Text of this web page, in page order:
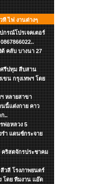
ที ไฟ งานต่างๆ
กรณ์โปรเจคเตอร์
คลับ บางนา 27
ศรีปทุม สืบสาน
ขน กรุงเทพฯ โดย
ฯ หลายสาขา
นนี้แต่งกาย คาว
ก..
พ่อหลวง 5
รำ แดนซ์กระจาย
คริสตจักรประชาคม
วลี โรงภาพยนตร์
โดย ทีมงาน แอ๊ด